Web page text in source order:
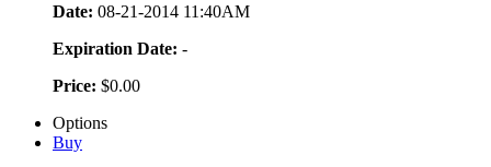
Date: 08-21-2014 11:40AM
Expiration Date: -
Price: $0.00
Options
Buy